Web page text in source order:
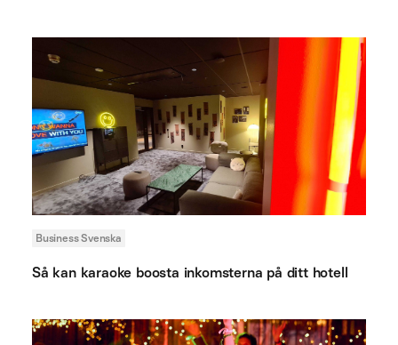
Business Svenska
Så kan karaoke boosta inkomsterna på ditt hotell